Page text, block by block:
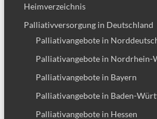
Heimverzeichnis
Palliativversorgung in Deutschland
Palliativangebote in
Palliativangebote in Nordrhein-
Palliativangebote in Bayern
Palliativangebote in Baden-
Palliativangebote in Hessen